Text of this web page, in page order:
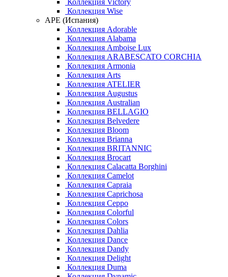
Коллекция Victory
Коллекция Wise
APE (Испания)
Коллекция Adorable
Коллекция Alabama
Коллекция Amboise Lux
Коллекция ARABESCATO CORCHIA
Коллекция Armonia
Коллекция Arts
Коллекция ATELIER
Коллекция Augustus
Коллекция Australian
Коллекция BELLAGIO
Коллекция Belvedere
Коллекция Bloom
Коллекция Brianna
Коллекция BRITANNIC
Коллекция Brocart
Коллекция Calacatta Borghini
Коллекция Camelot
Коллекция Capraia
Коллекция Caprichosa
Коллекция Ceppo
Коллекция Colorful
Коллекция Colors
Коллекция Dahlia
Коллекция Dance
Коллекция Dandy
Коллекция Delight
Коллекция Duma